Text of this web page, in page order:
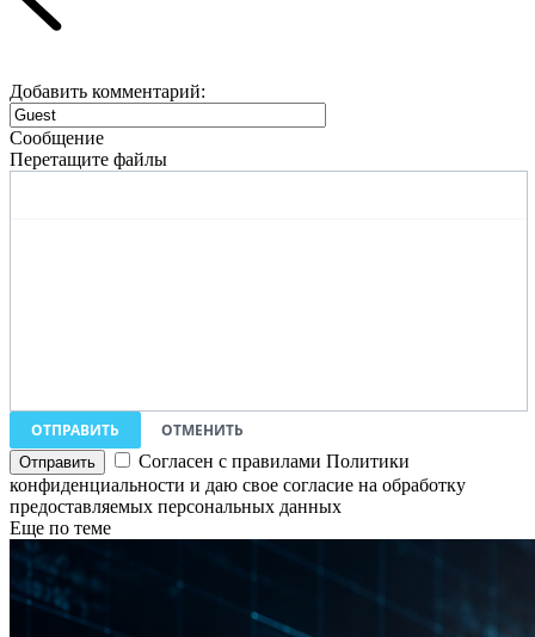
Добавить комментарий:
Сообщение
Перетащите файлы
ОТПРАВИТЬ
ОТМЕНИТЬ
Согласен с правилами Политики
конфиденциальности и даю свое согласие на обработку
предоставляемых персональных данных
Еще по теме